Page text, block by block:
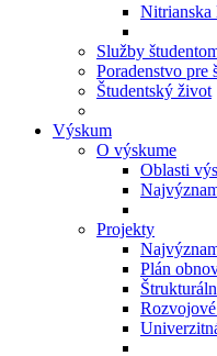
Nitrianska
Služby
Poradenstvo pre
Študentský život
Výskum
O výskume
Oblasti
Projekty
Plán